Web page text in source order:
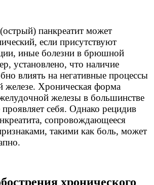
панкреатит может
если присутствуют
иные болезни в брюшной
установлено, что наличие
влиять на негативные процессы
железе. Хроническая форма
железы в большинстве
проявляет себя. Однако рецидив
сопровождающееся
такими как боль, может
хронического